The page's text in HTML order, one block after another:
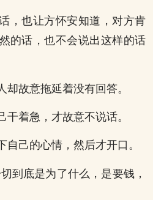
，也让方怀安知道，对方肯
的话，也不会说出这样的话
却故意拖延着没有回答。
干着急，才故意不说话。
自己的心情，然后才开口。
到底是为了什么，是要钱，